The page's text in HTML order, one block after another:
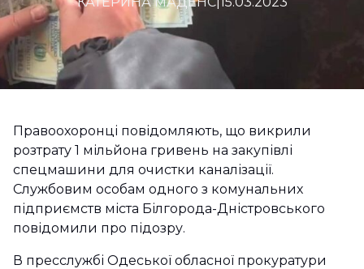
Правоохоронці повідомляють, що викрили
розтрату 1 мільйона гривень на закупівлі
спецмашини для очистки каналізації.
Службовим особам одного з комунальних
підприємств міста Білгорода-Дністровського
повідомили про підозру.
В пресслужбі Одеської обласної прокуратури